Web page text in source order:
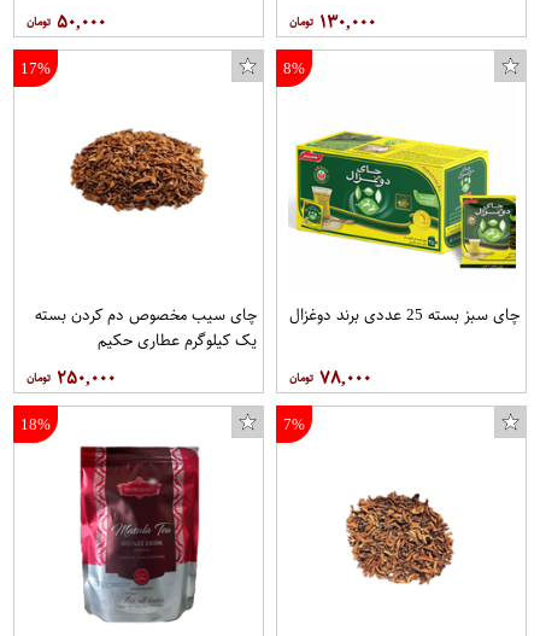
۱۳۰,۰۰۰ ۵۰,۰۰۰
8%
چای سبز بسته 25 عددی برند دوغزال
۷۸,۰۰۰
17%
چای سیب مخصوص دم کردن بسته
یک کیلوگرم عطاری حکیم
۲۵۰,۰۰۰
7%
18%